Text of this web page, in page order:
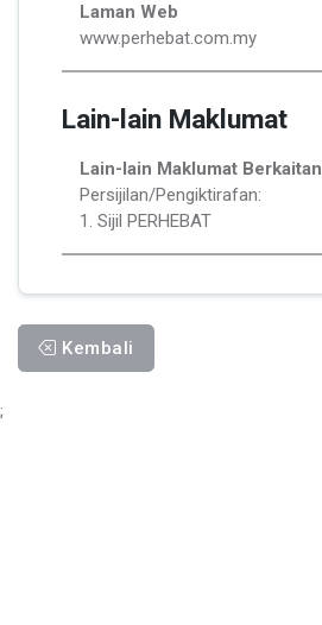
Laman Web
www.perhebat.com.my
Lain-lain Maklumat
Lain-lain Maklumat Berkaitan
Persijilan/Pengiktirafan:
1. Sijil PERHEBAT
Kembali
;